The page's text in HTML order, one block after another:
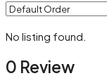
No listing found.
0 Review